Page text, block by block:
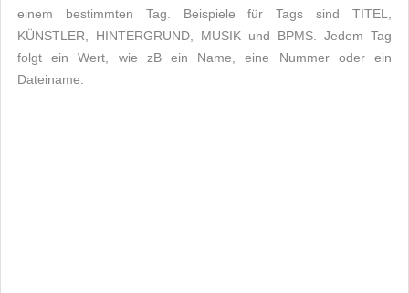
einem bestimmten Tag. Beispiele für Tags sind TITEL,
KÜNSTLER, HINTERGRUND, MUSIK und BPMS. Jedem Tag
folgt ein Wert, wie zB ein Name, eine Nummer oder ein
Dateiname.